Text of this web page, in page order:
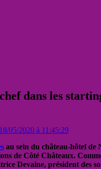
dans les
18/05/2020 à 11:45:29
au sein du château-hôtel de
de Côté Châteaux.
Devaine, président des